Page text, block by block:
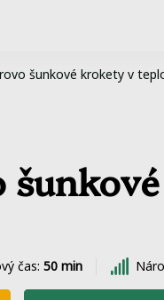
šunkové krokety v
čas: 50 min